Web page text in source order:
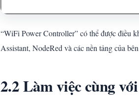
“WiFi Power Controller” có thể được điều
Assistant, NodeRed và các nền tảng của
2.2 Làm việc cùng